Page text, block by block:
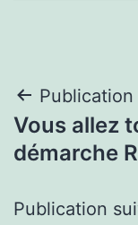
de
Vous allez
démarche
Publication